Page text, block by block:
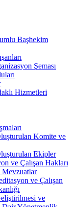
Başhekim
Şeması
Hizmetleri
Komite ve
Ekipler
ve Çalışan Hakları
Mevzuatlar
ve Çalışan
ve